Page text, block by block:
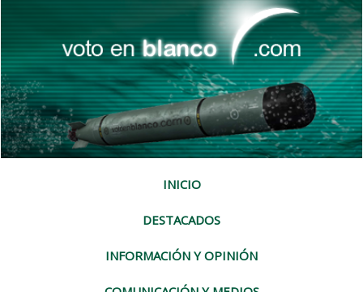
INICIO
DESTACADOS
INFORMACIÓN Y OPINIÓN